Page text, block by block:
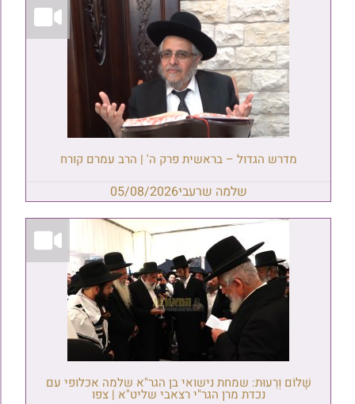
מדרש הגדול – בראשית פרק ה' | הרב עמרם קורח
שלמה שרעבי05/08/2026
שָׁלוֹם וְרֵעוּת: שמחת נישואי בן הגר"א שלמה אכלופי עם
נכדת מרן הגר"י רצאבי שליט"א | צפו